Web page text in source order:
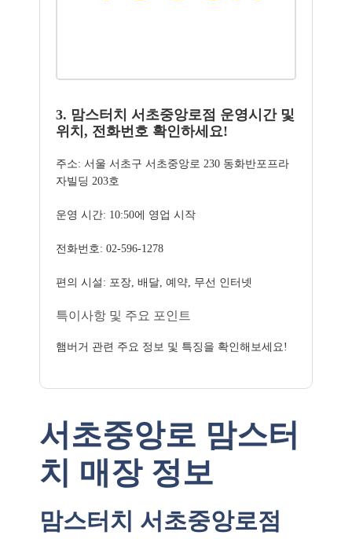
3. 맘스터치 서초중앙로점 운영시간 및
위치, 전화번호 확인하세요!
주소: 서울 서초구 서초중앙로 230 동화반포프라
자빌딩 203호
운영 시간: 10:50에 영업 시작
전화번호: 02-596-1278
편의 시설: 포장, 배달, 예약, 무선 인터넷
특이사항 및 주요 포인트
햄버거 관련 주요 정보 및 특징을 확인해보세요!
서초중앙로 맘스터
치 매장 정보
맘스터치 서초중앙로점